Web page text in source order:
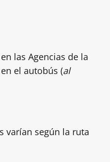
las Agencias de la
el autobús (al
varían según la ruta